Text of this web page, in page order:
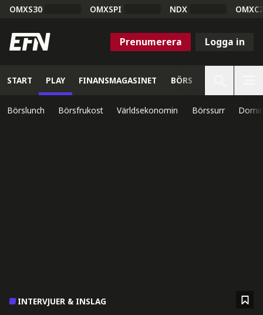
OMXS30 OMXSPI NDX
Prenumerera Logga in
START PLAY FINANSMAGASINET BÖRS
Börslunch Börsfrukost Världsekonomin Börssurr
INTERVJUER & INSLAG